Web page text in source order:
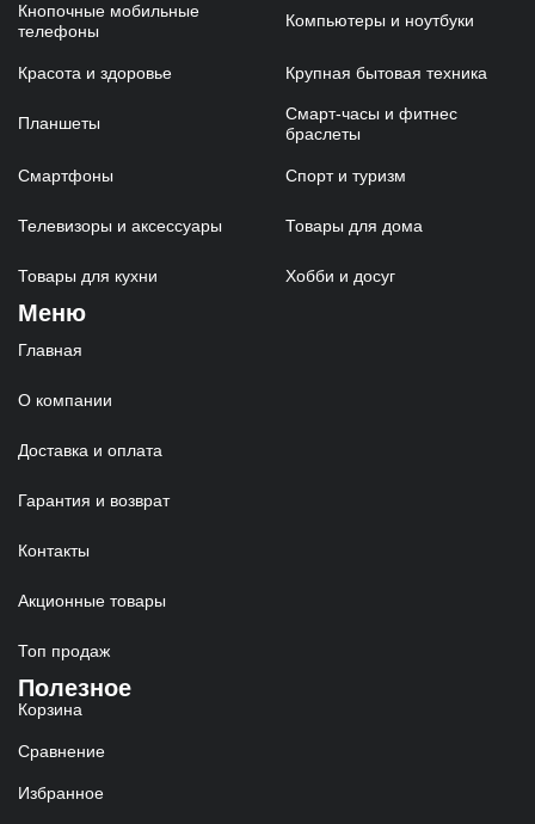
Кнопочные мобильные
телефоны
Компьютеры и ноутбуки
Красота и здоровье Крупная бытовая техника
Планшеты
Смарт-часы и фитнес
браслеты
Смартфоны Спорт и туризм
Телевизоры и аксессуары Товары для дома
Товары для кухни Хобби и досуг
Меню
Главная
О компании
Доставка и оплата
Гарантия и возврат
Контакты
Акционные товары
Топ продаж
Полезное
Корзина
Сравнение
Избранное